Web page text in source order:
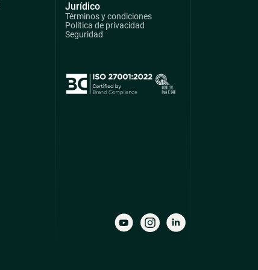
Jurídico
Términos y condiciones
Política de privacidad
Seguridad